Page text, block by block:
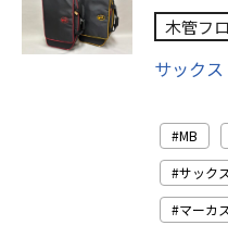
木管フ
サック
MB
サックス
マーカ